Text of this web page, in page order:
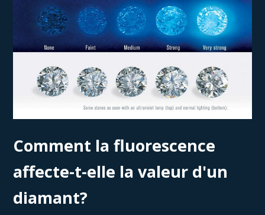
Comment la fluorescence
affecte-t-elle la valeur d'un
diamant?